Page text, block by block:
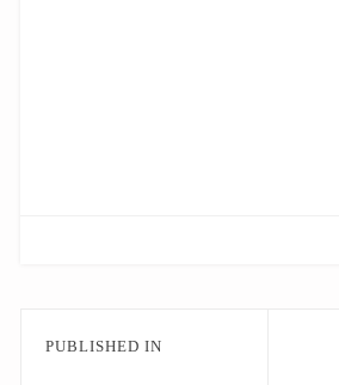
文
PUBLISHED IN